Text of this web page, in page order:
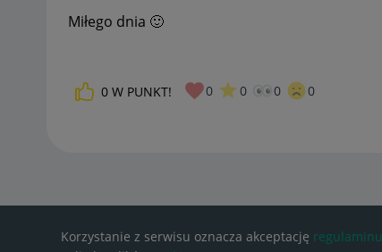
Miłego dnia 🙂
0 W PUNKT! 0 0 0 0
Korzystanie z serwisu oznacza akceptację regulaminu